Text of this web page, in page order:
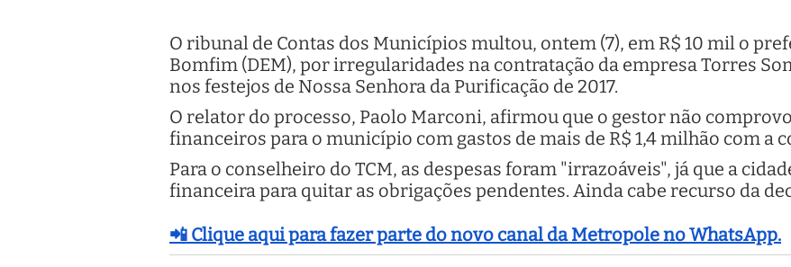
O ribunal de Contas dos Municípios multou, ontem (7), em R$ 10 mil o
Bomfim (DEM), por irregularidades na contratação da empresa Torres
nos festejos de Nossa Senhora da Purificação de 2017.
O relator do processo, Paolo Marconi, afirmou que o gestor não
financeiros para o município com gastos de mais de R$ 1,4 milhão com a
Para o conselheiro do TCM, as despesas foram "irrazoáveis", já que a
financeira para quitar as obrigações pendentes. Ainda cabe recurso da
📲 Clique aqui para fazer parte do novo canal da Metropole no WhatsApp.